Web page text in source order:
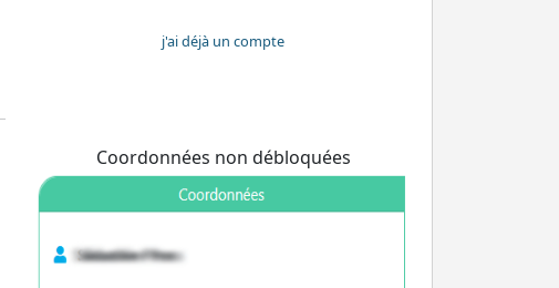
j'ai déjà un compte
Coordonnées non débloquées